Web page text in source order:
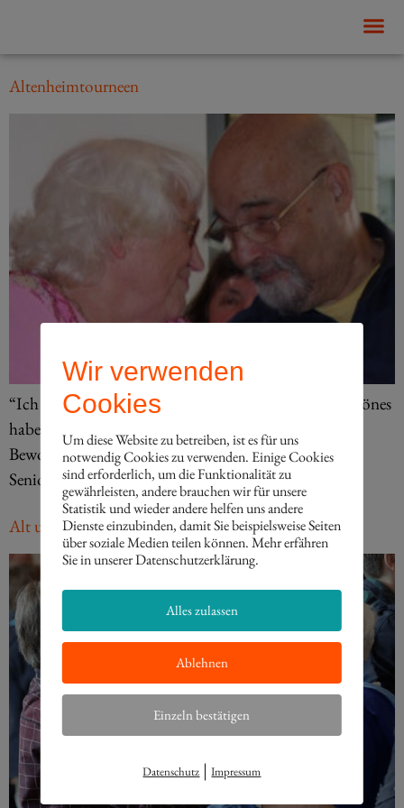
Altenheimtourneen
“Ich bin ein echt kölsches Mädchen und so etwas Schönes
habe ich seit ewigen Zeiten nicht mehr gesehen!” Eine
Bewohnerin (86) des ASB Norbert Burger
Seniorenzentrum
Alt und Jung
Wir verwenden
Cookies
Um diese Website zu betreiben, ist es für uns
notwendig Cookies zu verwenden. Einige Cookies
sind erforderlich, um die Funktionalität zu
gewährleisten, andere brauchen wir für unsere
Statistik und wieder andere helfen uns andere
Dienste einzubinden, damit Sie beispielsweise Seiten
über soziale Medien teilen können. Mehr erfähren
Sie in unserer Datenschutzerklärung.
Alles zulassen
Ablehnen
Einzeln bestätigen
Datenschutz |Impressum